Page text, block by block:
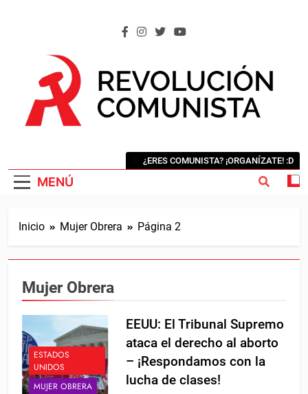
MENÚ
¿ERES COMUNISTA? ¡ORGANÍZATE! :D
Inicio Mujer Obrera Página 2
Mujer Obrera
ESTADOS
UNIDOS
MUJER OBRERA
EEUU: El Tribunal Supremo
ataca el derecho al aborto
– ¡Respondamos con la
lucha de clases!